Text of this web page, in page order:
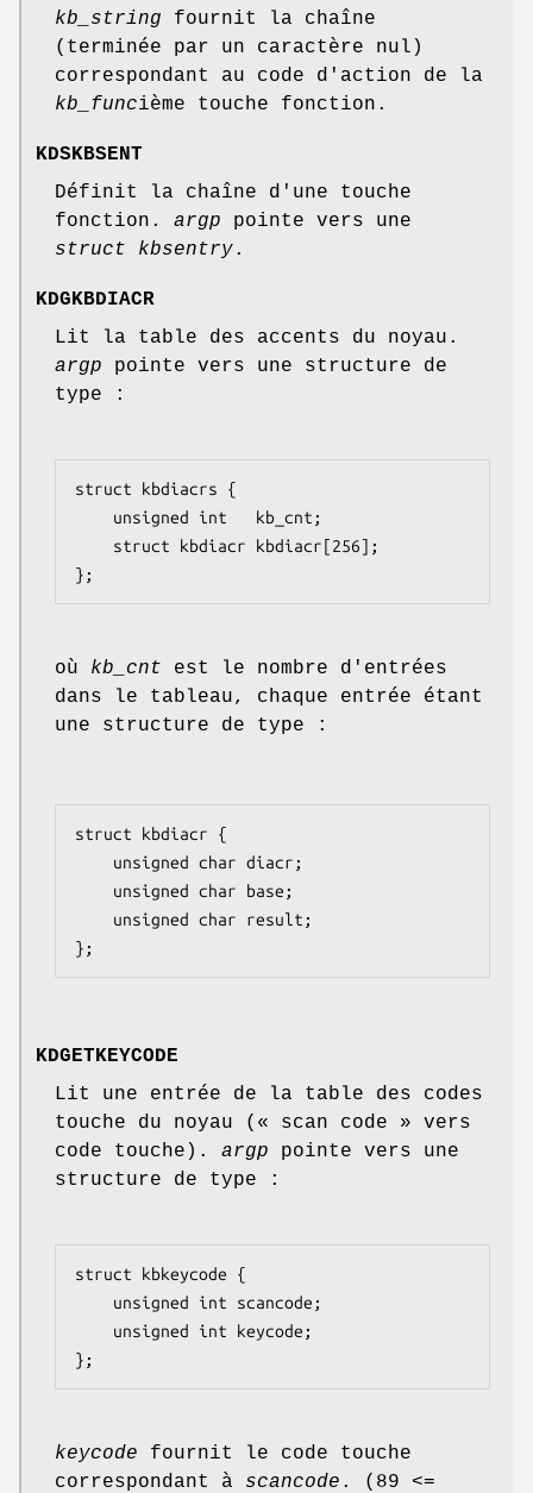
kb_string fournit la chaîne
(terminée par un caractère nul)
correspondant au code d'action de la
kb_funcième touche fonction.
KDSKBSENT
Définit la chaîne d'une touche
fonction. argp pointe vers une
struct
kbsentry.
KDGKBDIACR
Lit la table des accents du noyau.
argp pointe vers une structure de
type :
struct kbdiacrs {
};
où kb_cnt est le nombre d'entrées
dans le tableau, chaque entrée étant
une structure de type :
struct kbdiacr {
};
KDGETKEYCODE
Lit une entrée de la table des codes
touche du noyau (« scan code » vers
code touche). argp pointe vers une
structure de type :
struct kbkeycode {
};
keycode fournit le code touche
correspondant à scancode . (89 <=